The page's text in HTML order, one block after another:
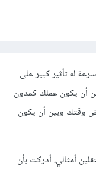
له تأثير كبير على
أن يكون عملك كمدون
وقتك وبين أن يكون
أمثالي، أدركت بأن